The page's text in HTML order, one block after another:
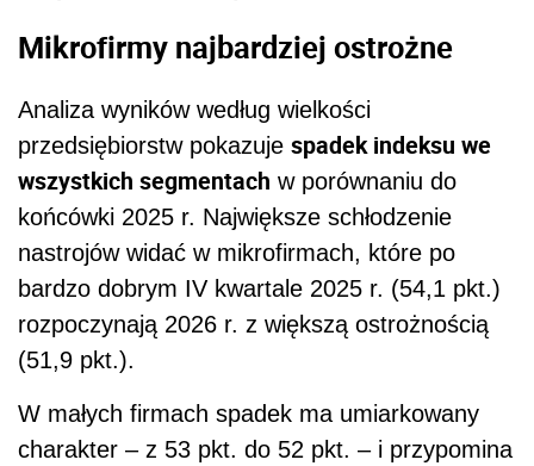
Mikrofirmy najbardziej ostrożne
Analiza wyników według wielkości
przedsiębiorstw pokazuje spadek indeksu we
wszystkich segmentach w porównaniu do
końcówki 2025 r. Największe schłodzenie
nastrojów widać w mikrofirmach, które po
bardzo dobrym IV kwartale 2025 r. (54,1 pkt.)
rozpoczynają 2026 r. z większą ostrożnością
(51,9 pkt.).
W małych firmach spadek ma umiarkowany
charakter – z 53 pkt. do 52 pkt. – i przypomina